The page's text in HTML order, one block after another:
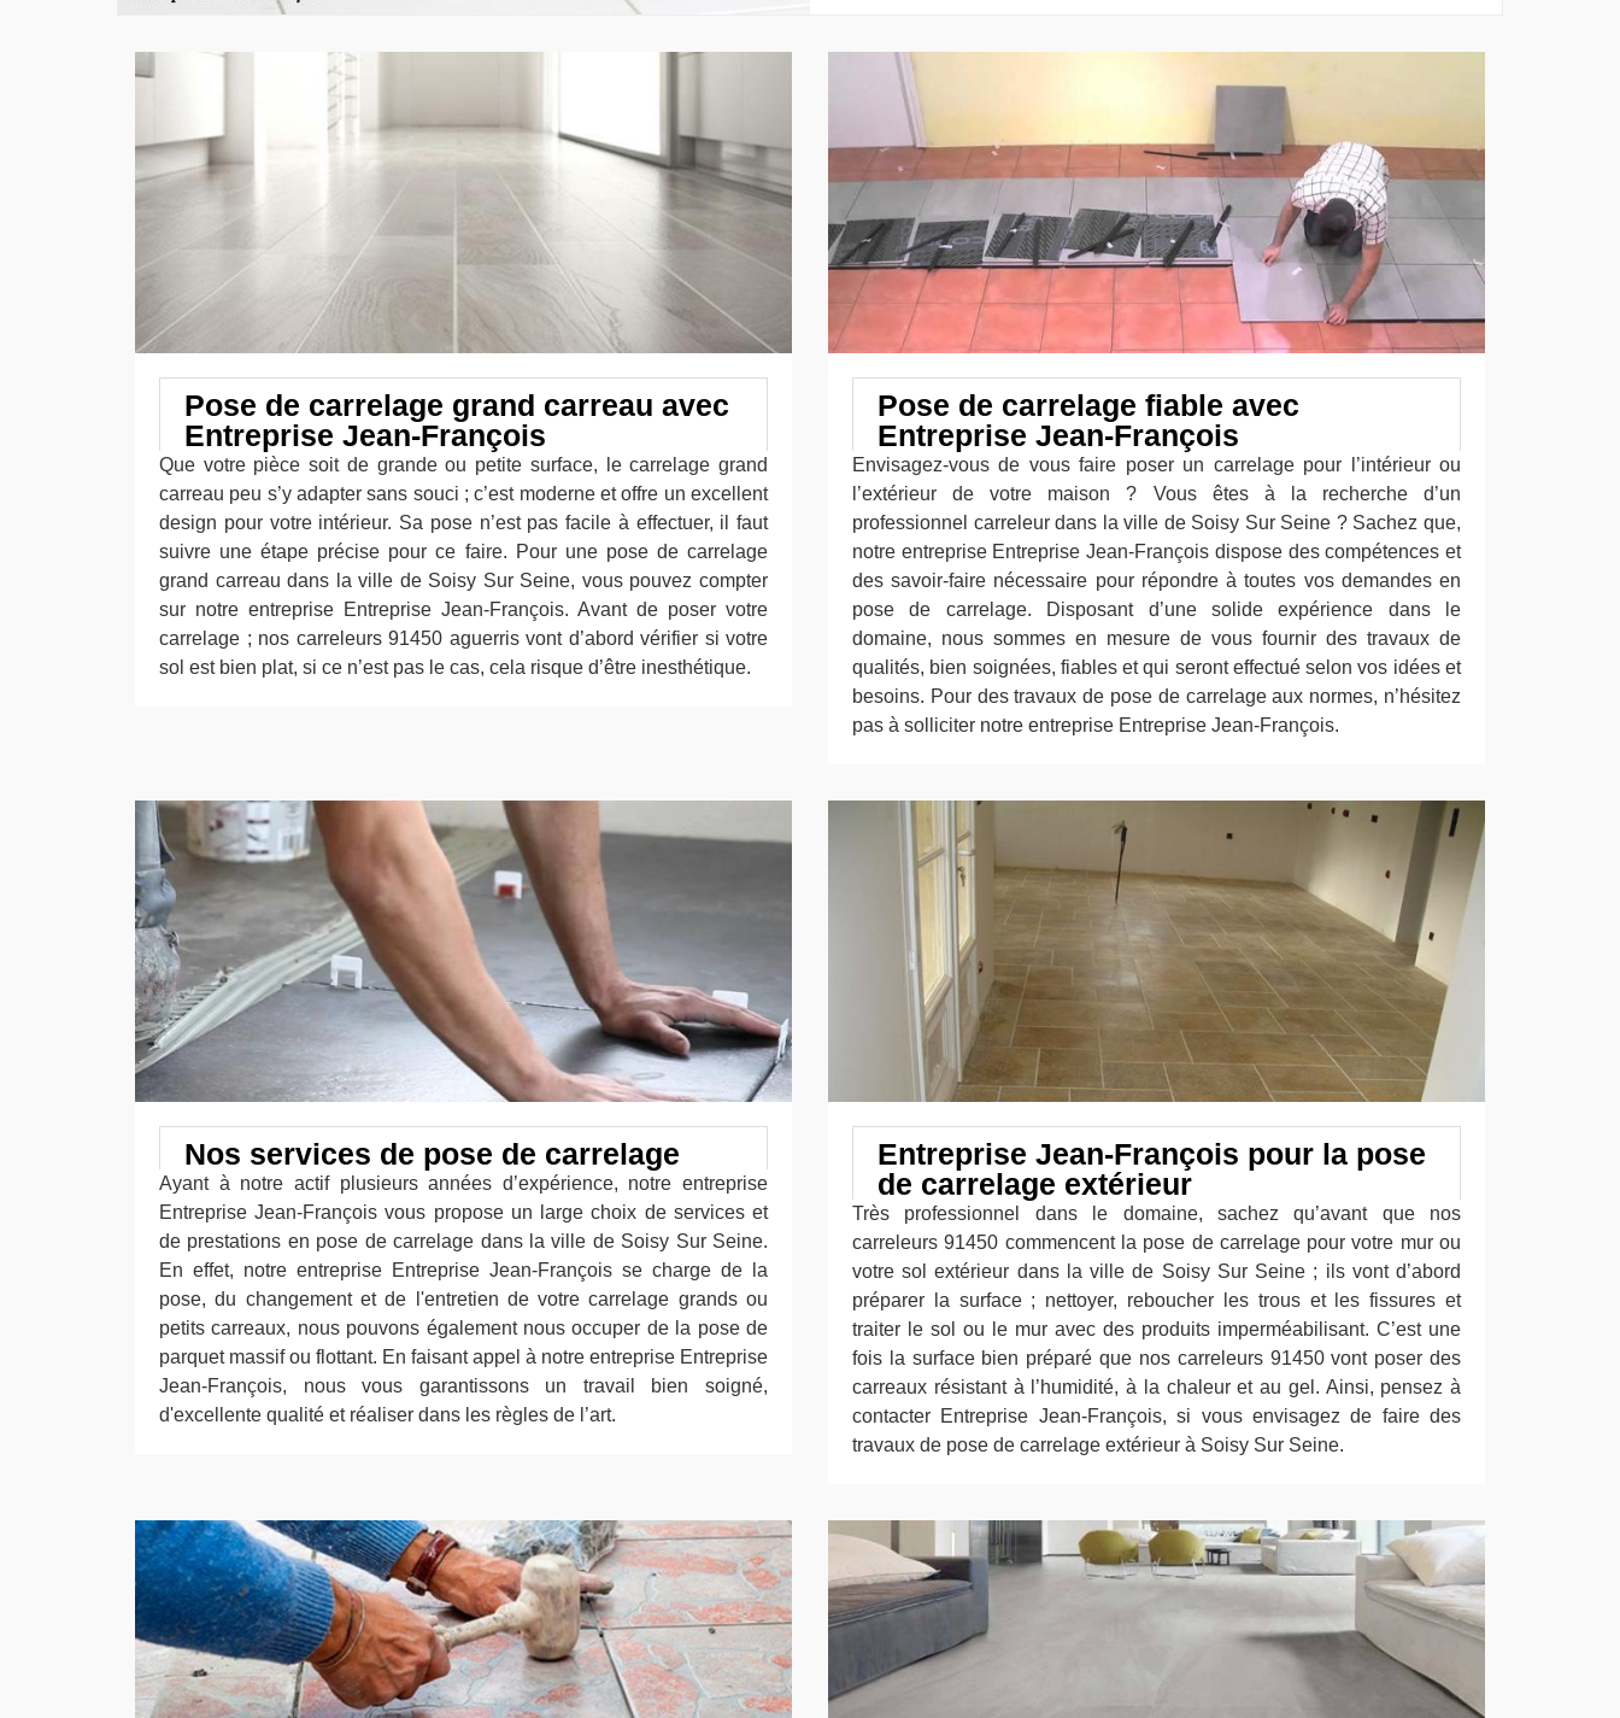
Pose de carrelage grand carreau avec
Entreprise Jean-François
Que votre pièce soit de grande ou petite surface, le carrelage grand
carreau peu s’y adapter sans souci ; c’est moderne et offre un excellent
design pour votre intérieur. Sa pose n’est pas facile à effectuer, il faut
suivre une étape précise pour ce faire. Pour une pose de carrelage
grand carreau dans la ville de Soisy Sur Seine, vous pouvez compter
sur notre entreprise Entreprise Jean-François. Avant de poser votre
carrelage ; nos carreleurs 91450 aguerris vont d’abord vérifier si votre
sol est bien plat, si ce n’est pas le cas, cela risque d’être inesthétique.
Pose de carrelage fiable avec
Entreprise Jean-François
Envisagez-vous de vous faire poser un carrelage pour l’intérieur ou
l’extérieur de votre maison ? Vous êtes à la recherche d’un
professionnel carreleur dans la ville de Soisy Sur Seine ? Sachez que,
notre entreprise Entreprise Jean-François dispose des compétences et
des savoir-faire nécessaire pour répondre à toutes vos demandes en
pose de carrelage. Disposant d’une solide expérience dans le
domaine, nous sommes en mesure de vous fournir des travaux de
qualités, bien soignées, fiables et qui seront effectué selon vos idées et
besoins. Pour des travaux de pose de carrelage aux normes, n’hésitez
pas à solliciter notre entreprise Entreprise Jean-François.
Nos services de pose de carrelage
Ayant à notre actif plusieurs années d’expérience, notre entreprise
Entreprise Jean-François vous propose un large choix de services et
de prestations en pose de carrelage dans la ville de Soisy Sur Seine.
En effet, notre entreprise Entreprise Jean-François se charge de la
pose, du changement et de l'entretien de votre carrelage grands ou
petits carreaux, nous pouvons également nous occuper de la pose de
parquet massif ou flottant. En faisant appel à notre entreprise Entreprise
Jean-François, nous vous garantissons un travail bien soigné,
d'excellente qualité et réaliser dans les règles de l’art.
Entreprise Jean-François pour la pose
de carrelage extérieur
Très professionnel dans le domaine, sachez qu’avant que nos
carreleurs 91450 commencent la pose de carrelage pour votre mur ou
votre sol extérieur dans la ville de Soisy Sur Seine ; ils vont d’abord
préparer la surface ; nettoyer, reboucher les trous et les fissures et
traiter le sol ou le mur avec des produits imperméabilisant. C’est une
fois la surface bien préparé que nos carreleurs 91450 vont poser des
carreaux résistant à l’humidité, à la chaleur et au gel. Ainsi, pensez à
contacter Entreprise Jean-François, si vous envisagez de faire des
travaux de pose de carrelage extérieur à Soisy Sur Seine.